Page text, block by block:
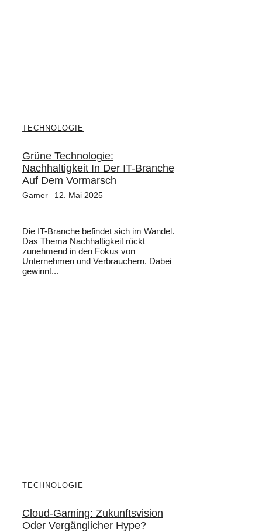
TECHNOLOGIE
Grüne Technologie:
Nachhaltigkeit In Der IT-Branche
Auf Dem Vormarsch
Gamer 12. Mai 2025
Die IT-Branche befindet sich im Wandel.
Das Thema Nachhaltigkeit rückt
zunehmend in den Fokus von
Unternehmen und Verbrauchern. Dabei
gewinnt...
TECHNOLOGIE
Cloud-Gaming: Zukunftsvision
Oder Vergänglicher Hype?